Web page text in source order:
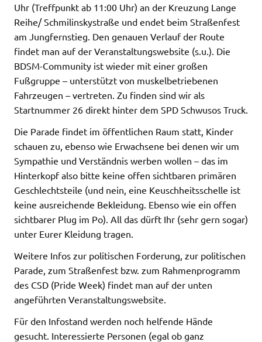
Uhr (Treffpunkt ab 11:00 Uhr) an der Kreuzung Lange
Reihe/ Schmilinskystraße und endet beim Straßenfest
am Jungfernstieg. Den genauen Verlauf der Route
findet man auf der Veranstaltungswebsite (s.u.). Die
BDSM-Community ist wieder mit einer großen
Fußgruppe – unterstützt von muskelbetriebenen
Fahrzeugen – vertreten. Zu finden sind wir als
Startnummer 26 direkt hinter dem SPD Schwusos Truck.
Die Parade findet im öffentlichen Raum statt, Kinder
schauen zu, ebenso wie Erwachsene bei denen wir um
Sympathie und Verständnis werben wollen – das im
Hinterkopf also bitte keine offen sichtbaren primären
Geschlechtsteile (und nein, eine Keuschheitsschelle ist
keine ausreichende Bekleidung. Ebenso wie ein offen
sichtbarer Plug im Po). All das dürft Ihr (sehr gern sogar)
unter Eurer Kleidung tragen.
Weitere Infos zur politischen Forderung, zur politischen
Parade, zum Straßenfest bzw. zum Rahmenprogramm
des CSD (Pride Week) findet man auf der unten
angeführten Veranstaltungswebsite.
Für den Infostand werden noch helfende Hände
gesucht. Interessierte Personen (egal ob ganz